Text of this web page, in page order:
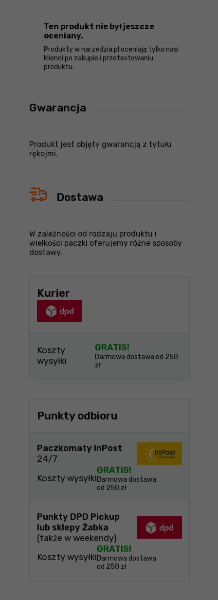
Ten produkt nie był jeszcze
oceniany.
Produkty w narzedzia.pl oceniają tylko nasi
klienci po zakupie i przetestowaniu
produktu.
Gwarancja
Produkt jest objęty gwarancją z tytułu
rękojmi.
Dostawa
W zależności od rodzaju produktu i
wielkości paczki oferujemy różne sposoby
dostawy.
Kurier
Koszty
wysyłki
GRATIS!
Darmowa dostawa od 250
zł
Punkty odbioru
Paczkomaty InPost
24/7
Koszty wysyłki
GRATIS!
Darmowa dostawa
od 250 zł
Punkty DPD Pickup
lub sklepy Żabka
(także w weekendy)
Koszty wysyłki
GRATIS!
Darmowa dostawa
od 250 zł